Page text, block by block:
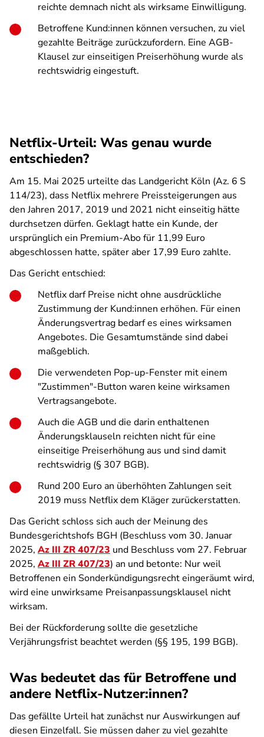
reichte demnach nicht als wirksame Einwilligung.
Betroffene Kund:innen können versuchen, zu viel
gezahlte Beiträge zurückzufordern. Eine AGB-
Klausel zur einseitigen Preiserhöhung wurde als
rechtswidrig eingestuft.
Netflix-Urteil: Was genau wurde
entschieden?
Am 15. Mai 2025 urteilte das Landgericht Köln (Az. 6 S
114/23), dass Netflix mehrere Preissteigerungen aus
den Jahren 2017, 2019 und 2021 nicht einseitig hätte
durchsetzen dürfen. Geklagt hatte ein Kunde, der
ursprünglich ein Premium-Abo für 11,99 Euro
abgeschlossen hatte, später aber 17,99 Euro zahlte.
Das Gericht entschied:
Netflix darf Preise nicht ohne ausdrückliche
Zustimmung der Kund:innen erhöhen. Für einen
Änderungsvertrag bedarf es eines wirksamen
Angebotes. Die Gesamtumstände sind dabei
maßgeblich.
Die verwendeten Pop-up-Fenster mit einem
"Zustimmen"-Button waren keine wirksamen
Vertragsangebote.
Auch die AGB und die darin enthaltenen
Änderungsklauseln reichten nicht für eine
einseitige Preiserhöhung aus und sind damit
rechtswidrig (§ 307 BGB).
Rund 200 Euro an überhöhten Zahlungen seit
2019 muss Netflix dem Kläger zurückerstatten.
Das Gericht schloss sich auch der Meinung des
Bundesgerichtshofs BGH (Beschluss vom 30. Januar
2025, Az III ZR 407/23 und Beschluss vom 27. Februar
2025, Az III ZR 407/23) an und betonte: Nur weil
Betroffenen ein Sonderkündigungsrecht eingeräumt wird,
wird eine unwirksame Preisanpassungsklausel nicht
wirksam.
Bei der Rückforderung sollte die gesetzliche
Verjährungsfrist beachtet werden (§§ 195, 199 BGB).
Was bedeutet das für Betroffene und
andere Netflix-Nutzer:innen?
Das gefällte Urteil hat zunächst nur Auswirkungen auf
diesen Einzelfall. Sie müssen daher zu viel gezahlte